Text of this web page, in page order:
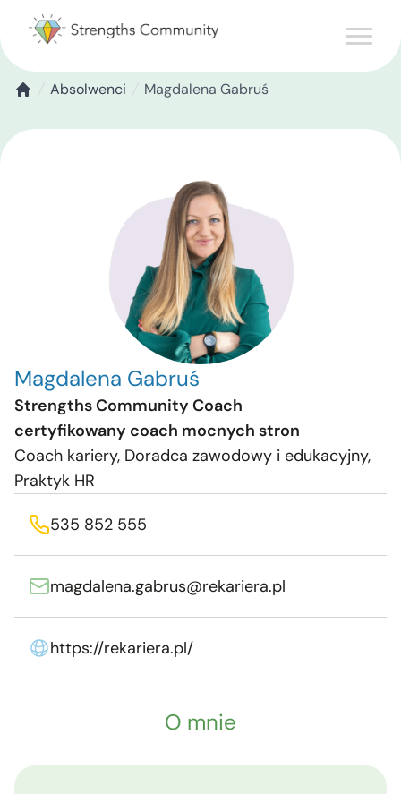
Absolwenci Magdalena Gabruś
Magdalena Gabruś
Strengths Community Coach
certyfikowany coach mocnych stron
Coach kariery, Doradca zawodowy i edukacyjny,
Praktyk HR
535 852 555
magdalena.gabrus@rekariera.pl
https://rekariera.pl/
O mnie